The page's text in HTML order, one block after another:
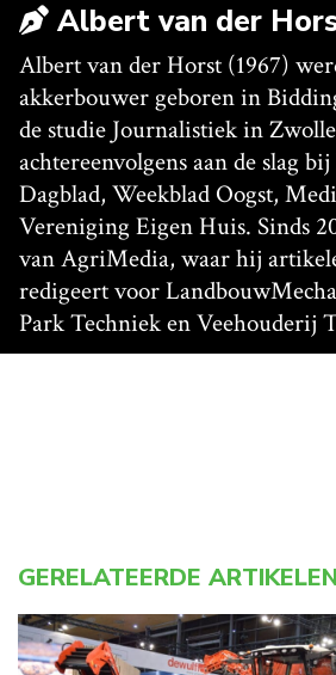
Albert van der
Albert van der Horst (1967)
akkerbouwer geboren in
de studie Journalistiek in
achtereenvolgens aan de slag
Dagblad, Weekblad Oogst,
Vereniging Eigen Huis. Sinds
van AgriMedia, waar hij
redigeert voor
Park Techniek en Veehouderij
GERELATEERDE ARTIKELEN